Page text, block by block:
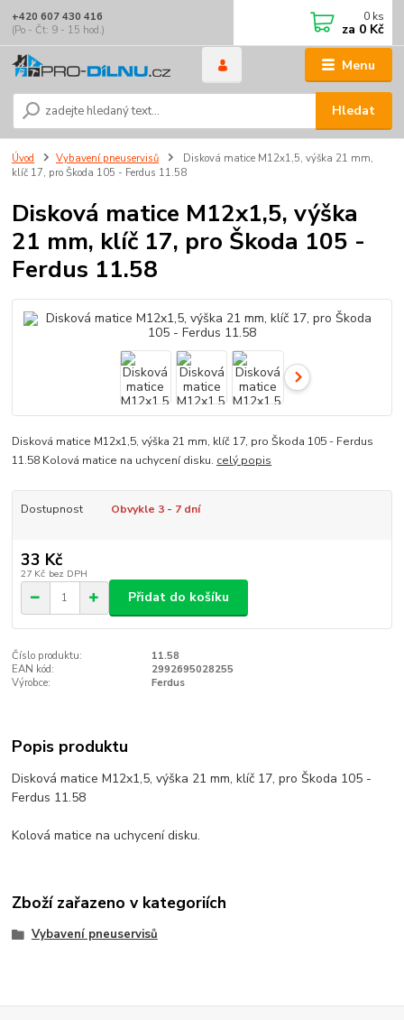
Menu
Hledat
+420 607 430 416
(Po - Čt: 9 - 15 hod.)
0 ks
za 0 Kč
Úvod Vybavení pneuservisů
Disková matice M12x1,5, výška 21 mm,
klíč 17, pro Škoda 105 - Ferdus 11.58
Disková matice M12x1,5, výška
21 mm, klíč 17, pro Škoda 105 -
Ferdus 11.58
Disková matice M12x1,5, výška 21 mm, klíč 17, pro Škoda 105 - Ferdus
11.58 Kolová matice na uchycení disku. celý popis
Dostupnost Obvykle 3 - 7 dní
33 Kč
27 Kč bez DPH
Přidat do košíku
Číslo produktu:
11.58
EAN kód:
2992695028255
Výrobce:
Ferdus
Popis produktu
Disková matice M12x1,5, výška 21 mm, klíč 17, pro Škoda 105 -
Ferdus 11.58
Kolová matice na uchycení disku.
Zboží zařazeno v kategoriích
Vybavení pneuservisů